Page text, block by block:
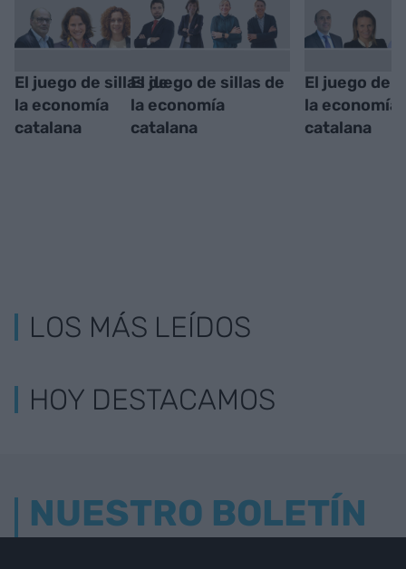
El juego de sillas de
la economía
catalana
El juego de sillas de
la economía
catalana
El juego de
la economía
catalana
LOS MÁS LEÍDOS
HOY DESTACAMOS
NUESTRO BOLETÍN